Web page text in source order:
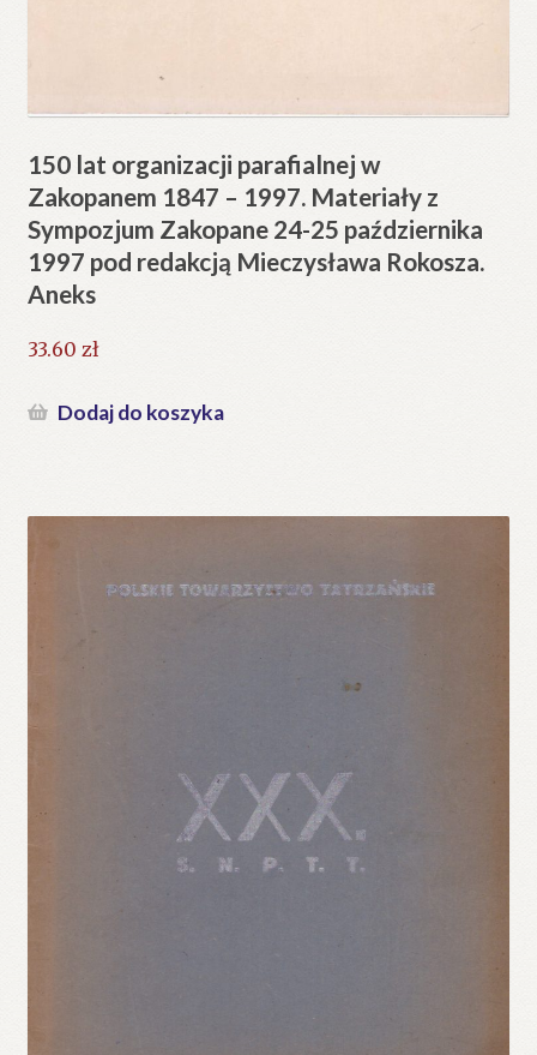
150 lat organizacji parafialnej w
Zakopanem 1847 – 1997. Materiały z
Sympozjum Zakopane 24-25 października
1997 pod redakcją Mieczysława Rokosza.
Aneks
33.60 zł
Dodaj do koszyka